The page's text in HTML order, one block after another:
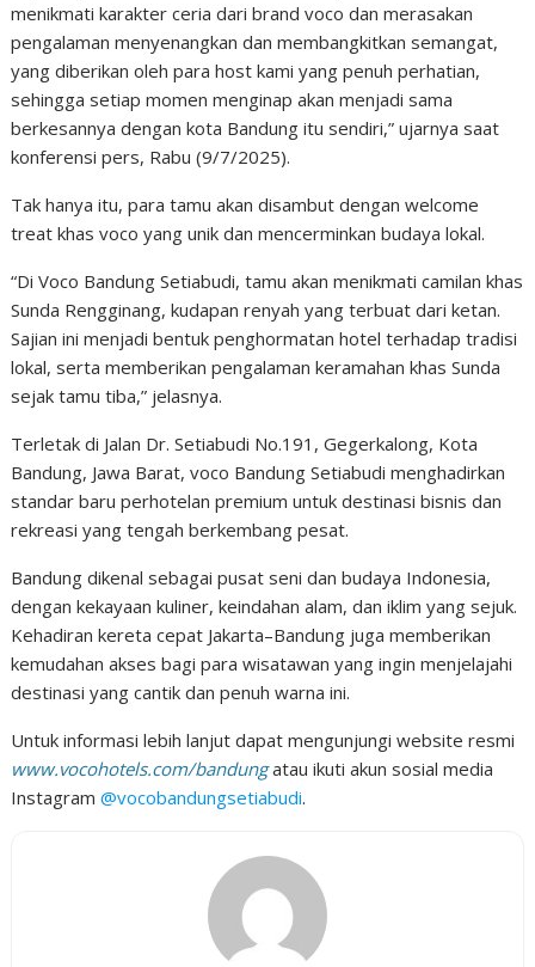
menikmati karakter ceria dari brand voco dan merasakan
pengalaman menyenangkan dan membangkitkan semangat,
yang diberikan oleh para host kami yang penuh perhatian,
sehingga setiap momen menginap akan menjadi sama
berkesannya dengan kota Bandung itu sendiri,” ujarnya saat
konferensi pers, Rabu (9/7/2025).
Tak hanya itu, para tamu akan disambut dengan welcome
treat khas voco yang unik dan mencerminkan budaya lokal.
“Di Voco Bandung Setiabudi, tamu akan menikmati camilan khas
Sunda Rengginang, kudapan renyah yang terbuat dari ketan.
Sajian ini menjadi bentuk penghormatan hotel terhadap tradisi
lokal, serta memberikan pengalaman keramahan khas Sunda
sejak tamu tiba,” jelasnya.
Terletak di Jalan Dr. Setiabudi No.191, Gegerkalong, Kota
Bandung, Jawa Barat, voco Bandung Setiabudi menghadirkan
standar baru perhotelan premium untuk destinasi bisnis dan
rekreasi yang tengah berkembang pesat.
Bandung dikenal sebagai pusat seni dan budaya Indonesia,
dengan kekayaan kuliner, keindahan alam, dan iklim yang sejuk.
Kehadiran kereta cepat Jakarta–Bandung juga memberikan
kemudahan akses bagi para wisatawan yang ingin menjelajahi
destinasi yang cantik dan penuh warna ini.
Untuk informasi lebih lanjut dapat mengunjungi website resmi
www.vocohotels.com/bandungatau ikuti akun sosial media
Instagram@vocobandungsetiabudi.